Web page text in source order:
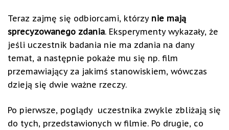
Teraz zajmę się odbiorcami, którzy nie mają
sprecyzowanego zdania. Eksperymenty wykazały, że
jeśli uczestnik badania nie ma zdania na dany
temat, a następnie pokaże mu się np. film
przemawiający za jakimś stanowiskiem, wówczas
dzieją się dwie ważne rzeczy.
Po pierwsze, poglądy uczestnika zwykle zbliżają się
do tych, przedstawionych w filmie. Po drugie, co